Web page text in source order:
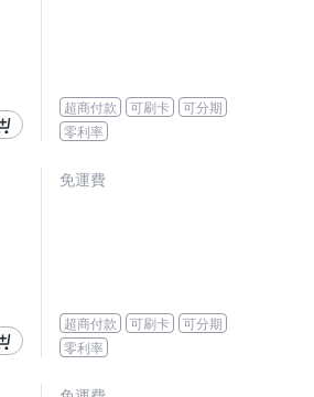
超商付款 可刷卡
可分期
零利率
免運費
超商付款 可刷卡
可分期
零利率